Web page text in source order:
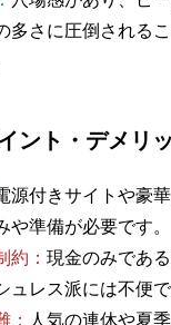
多さに圧倒される
ント・デメリ
源付きサイトや豪
や準備が必要です。
約： 現金のみであ
ュレス派には不便で
： 人気の連休や夏